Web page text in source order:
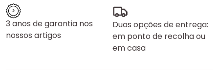
3 anos de garantia nos
nossos artigos
Duas opções de entrega:
em ponto de recolha ou
em casa